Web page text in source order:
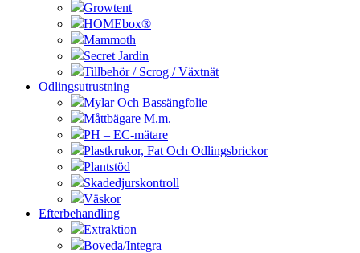
Growtent
HOMEbox®
Mammoth
Secret Jardin
Tillbehör / Scrog / Växtnät
Odlingsutrustning
Mylar Och Bassängfolie
Måttbägare M.m.
PH – EC-mätare
Plastkrukor, Fat Och Odlingsbrickor
Plantstöd
Skadedjurskontroll
Väskor
Efterbehandling
Extraktion
Boveda/Integra